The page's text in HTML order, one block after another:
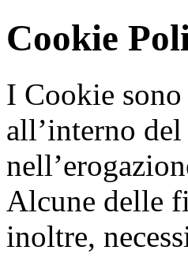
Cookie
I Cookie
all’interno
Alcune delle
inoltre,